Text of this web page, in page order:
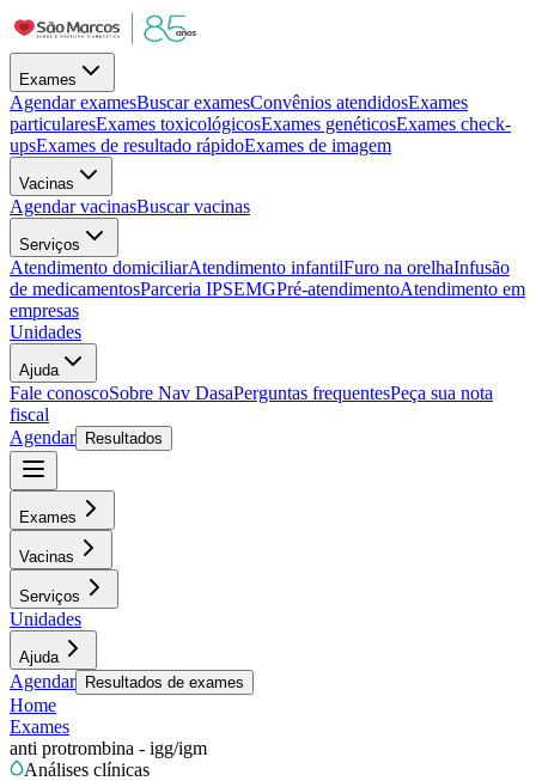
Exames
Agendar examesBuscar examesConvênios atendidosExames
particularesExames toxicológicosExames genéticosExames check-
upsExames de resultado rápidoExames de imagem
Vacinas
Agendar vacinasBuscar vacinas
Serviços
Atendimento domiciliarAtendimento infantilFuro na orelhaInfusão
de medicamentosParceria IPSEMGPré-atendimentoAtendimento em
empresas
Unidades
Ajuda
Fale conoscoSobre Nav DasaPerguntas frequentesPeça sua nota
fiscal
Agendar
Resultados
Exames
Vacinas
Serviços
Unidades
Ajuda
Agendar Resultados de exames
Home
Exames
anti protrombina - igg/igm
Análises clínicas